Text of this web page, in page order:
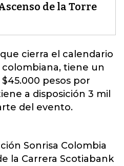
de la Torre
que cierra el calendario
tiene un
pesos por
a disposición 3 mil
del evento.
Sonrisa Colombia
la Carrera Scotiabank